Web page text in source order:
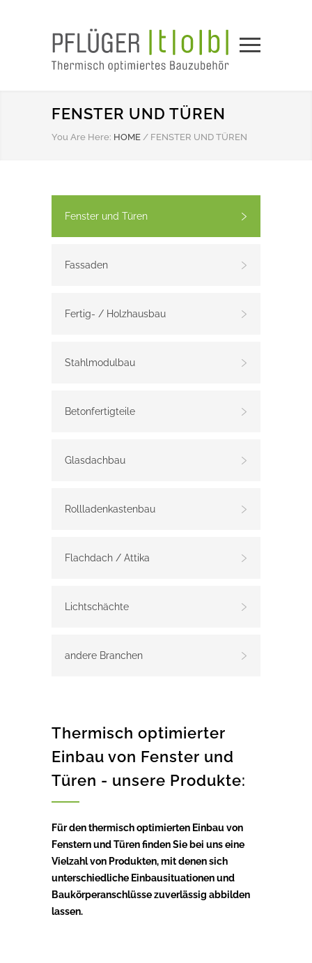
FENSTER UND TÜREN
You Are Here: HOME / FENSTER UND TÜREN
Fenster und Türen
Fassaden
Fertig- / Holzhausbau
Stahlmodulbau
Betonfertigteile
Glasdachbau
Rollladenkastenbau
Flachdach / Attika
Lichtschächte
andere Branchen
Thermisch optimierter
Einbau von Fenster und
Türen - unsere Produkte:
Für den thermisch optimierten Einbau von
Fenstern und Türen finden Sie bei uns eine
Vielzahl von Produkten, mit denen sich
unterschiedliche Einbausituationen und
Baukörperanschlüsse zuverlässig abbilden
lassen.